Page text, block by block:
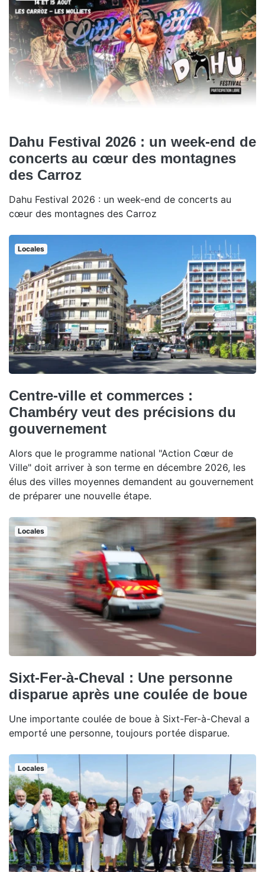
Dahu Festival 2026 : un week-end de
concerts au cœur des montagnes
des Carroz
Dahu Festival 2026 : un week-end de concerts au
cœur des montagnes des Carroz
Locales
Centre-ville et commerces :
Chambéry veut des précisions du
gouvernement
Alors que le programme national "Action Cœur de
Ville" doit arriver à son terme en décembre 2026, les
élus des villes moyennes demandent au gouvernement
de préparer une nouvelle étape.
Locales
Sixt-Fer-à-Cheval : Une personne
disparue après une coulée de boue
Une importante coulée de boue à Sixt-Fer-à-Cheval a
emporté une personne, toujours portée disparue.
Locales